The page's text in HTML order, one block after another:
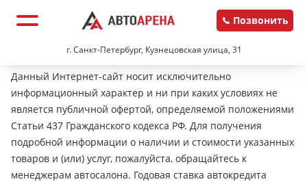
г. Санкт-Петербург, Кузнецовская улица, 31
Позвонить
Данный Интернет-сайт носит исключительно
информационный характер и ни при каких условиях не
является публичной офертой, определяемой положениями
Статьи 437 Гражданского кодекса РФ. Для получения
подробной информации о наличии и стоимости указанных
товаров и (или) услуг, пожалуйста, обращайтесь к
менеджерам автосалона. Годовая ставка автокредита